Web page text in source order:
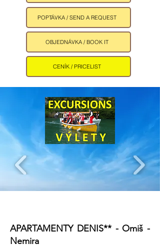
POPTÁVKA / SEND A REQUEST
OBJEDNÁVKA / BOOK IT
CENÍK / PRICELIST
APARTAMENTY DENIS** - Omiš -
Nemira ​